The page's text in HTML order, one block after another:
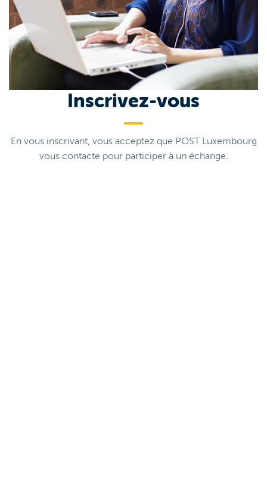
Inscrivez-vous
En vous inscrivant, vous acceptez que POST Luxembourg
vous contacte pour participer à un échange.